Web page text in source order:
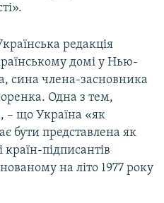
редакція
домі у Нью-
сина члена-засновника
Одна з тем,
– що Україна «як
бути представлена як
країн-підписантів
на літо 1977 року